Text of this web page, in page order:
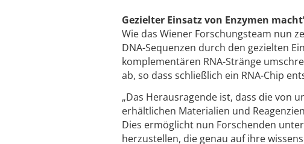
Gezielter Einsatz von Enzymen
Wie das Wiener Forschungsteam nun
DNA-Sequenzen durch den gezielten
komplementären RNA-Stränge
ab, so dass schließlich ein RNA-Chip
„Das Herausragende ist, dass die von
erhältlichen Materialien und
Dies ermöglicht nun Forschenden
herzustellen, die genau auf ihre